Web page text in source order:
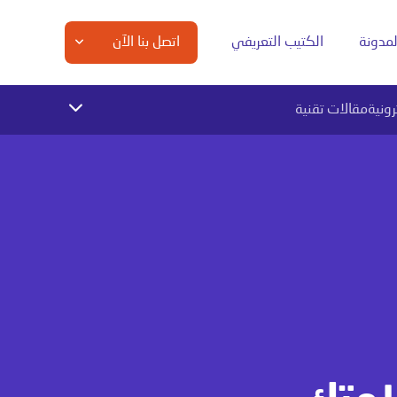
المدونة الكتيب التعريفي اتصل بنا الآن
مقالات تقنية